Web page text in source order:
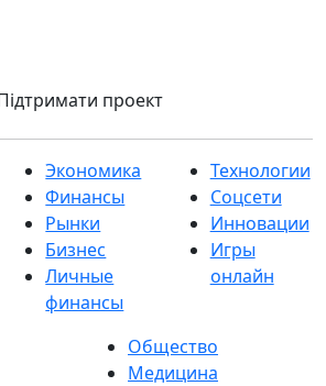
проект
Экономика
Финансы
Рынки
Бизнес
Личные
финансы
Технологии
Соцсети
Инновации
Игры
онлайн
Общество
Медицина